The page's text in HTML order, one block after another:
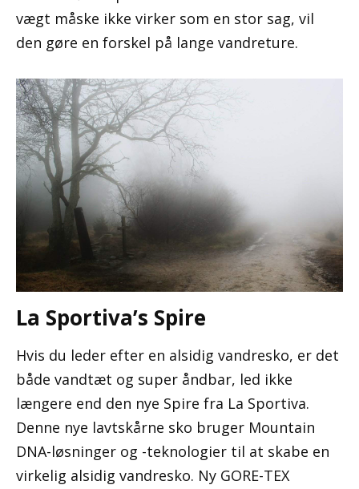
vægt måske ikke virker som en stor sag, vil
den gøre en forskel på lange vandreture.
La Sportiva’s Spire
Hvis du leder efter en alsidig vandresko, er det
både vandtæt og super åndbar, led ikke
længere end den nye Spire fra La Sportiva.
Denne nye lavtskårne sko bruger Mountain
DNA-løsninger og -teknologier til at skabe en
virkelig alsidig vandresko. Ny GORE-TEX